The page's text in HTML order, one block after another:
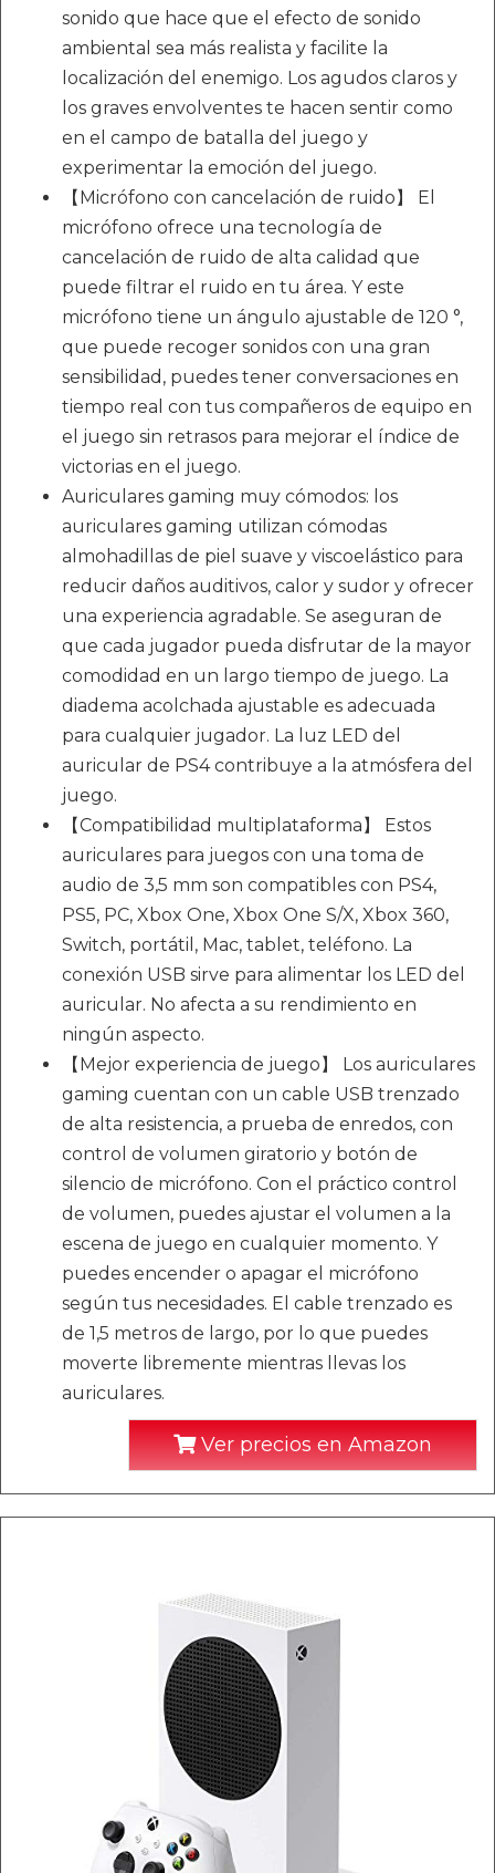
sonido que hace que el efecto de sonido
ambiental sea más realista y facilite la
localización del enemigo. Los agudos claros y
los graves envolventes te hacen sentir como
en el campo de batalla del juego y
experimentar la emoción del juego.
【Micrófono con cancelación de ruido】 El
micrófono ofrece una tecnología de
cancelación de ruido de alta calidad que
puede filtrar el ruido en tu área. Y este
micrófono tiene un ángulo ajustable de 120 °,
que puede recoger sonidos con una gran
sensibilidad, puedes tener conversaciones en
tiempo real con tus compañeros de equipo en
el juego sin retrasos para mejorar el índice de
victorias en el juego.
Auriculares gaming muy cómodos: los
auriculares gaming utilizan cómodas
almohadillas de piel suave y viscoelástico para
reducir daños auditivos, calor y sudor y ofrecer
una experiencia agradable. Se aseguran de
que cada jugador pueda disfrutar de la mayor
comodidad en un largo tiempo de juego. La
diadema acolchada ajustable es adecuada
para cualquier jugador. La luz LED del
auricular de PS4 contribuye a la atmósfera del
juego.
【Compatibilidad multiplataforma】 Estos
auriculares para juegos con una toma de
audio de 3,5 mm son compatibles con PS4,
PS5, PC, Xbox One, Xbox One S/X, Xbox 360,
Switch, portátil, Mac, tablet, teléfono. La
conexión USB sirve para alimentar los LED del
auricular. No afecta a su rendimiento en
ningún aspecto.
【Mejor experiencia de juego】 Los auriculares
gaming cuentan con un cable USB trenzado
de alta resistencia, a prueba de enredos, con
control de volumen giratorio y botón de
silencio de micrófono. Con el práctico control
de volumen, puedes ajustar el volumen a la
escena de juego en cualquier momento. Y
puedes encender o apagar el micrófono
según tus necesidades. El cable trenzado es
de 1,5 metros de largo, por lo que puedes
moverte libremente mientras llevas los
auriculares.
Ver precios en Amazon